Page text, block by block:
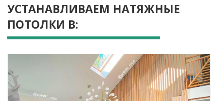
УСТАНАВЛИВАЕМ НАТЯЖНЫЕ
ПОТОЛКИ В: